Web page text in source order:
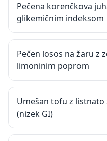
Pečena korenčkova
glikemičnim indeksom
Pečen losos na žaru z
limoninim poprom
Umešan tofu z
(nizek GI)